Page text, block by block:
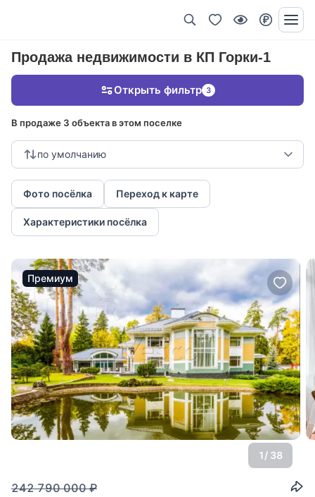
Продажа недвижимости в КП Горки-1
В продаже 3 объекта в этом поселке
по умолчанию
Фото посёлка Переход к карте
Характеристики посёлка
Открыть фильтр 3
Премиум
1/ 38
242 790 000 ₽